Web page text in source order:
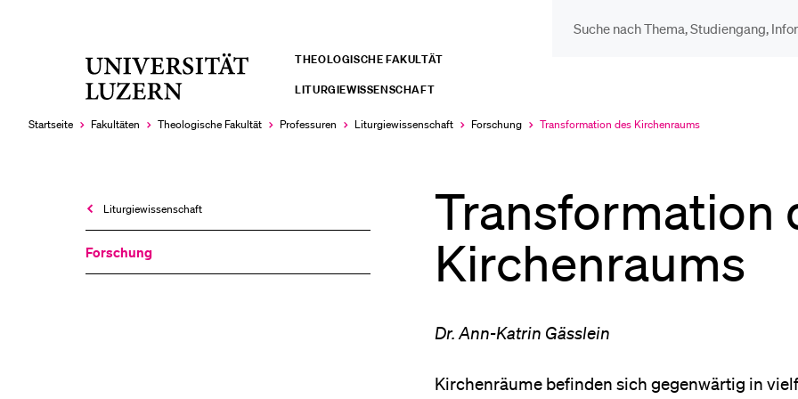
Universität
Luzern
THEOLOGISCHE FAKULTÄT
LITURGIEWISSENSCHAFT
Startseite Fakultäten Theologische Fakultät Professuren Liturgie­wissenschaft Forschung
Aktuell
Transformation des Kirchenraums
Liturgie­wissenschaft
Forschung
Transformation
Kirchenraums
Dr. Ann-Katrin Gässlein
Kirchenräume befinden sich gegenwärtig in
LETZTE SUCHEN
Schulklassen und
Studien­interessierte